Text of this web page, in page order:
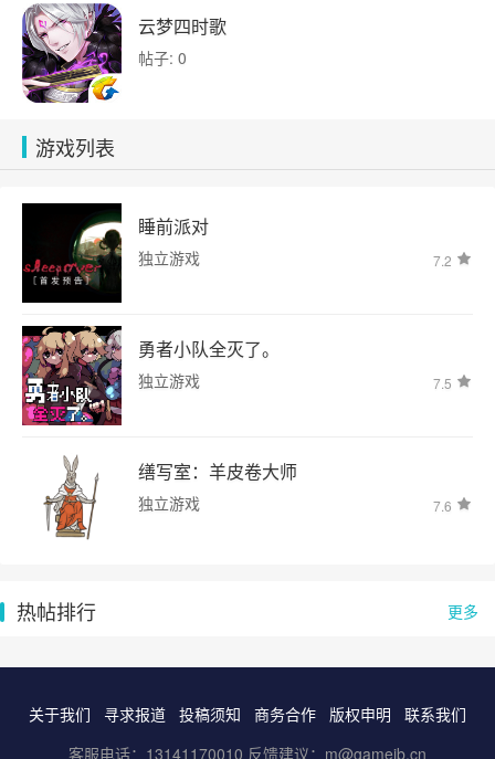
云梦四时歌
帖子: 0
游戏列表
睡前派对
独立游戏 7.2
勇者小队全灭了。
独立游戏 7.5
缮写室：羊皮卷大师
独立游戏 7.6
更多
热帖排行
关于我们 寻求报道 投稿须知 商务合作 版权申明
联系我们
客服电话：13141170010 反馈建议：m@gameib.cn